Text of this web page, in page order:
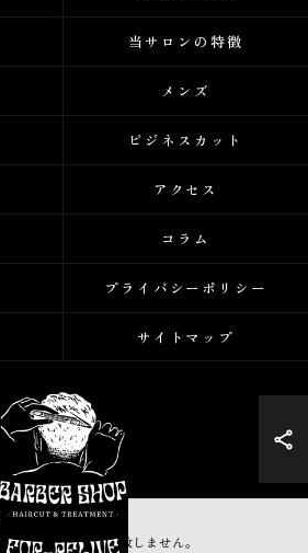
5223
業電話は一切対応致しません。
当サロンの特徴
メンズ
ビジネスカット
アクセス
コラム
プライバシーポリシー
サイトマップ